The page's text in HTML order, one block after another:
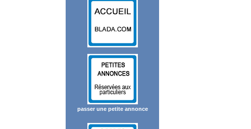
passer une petite annonce